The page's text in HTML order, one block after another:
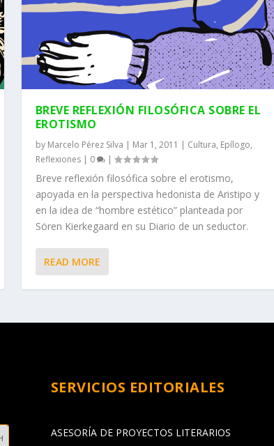
BREVE REFLEXIÓN FILOSÓFICA SOBRE EL
EROTISMO
by Marcelo Pérez Silva | Mar 1, 2011 | Cultura, Epílogo,
Reflexiones| 0 |
Breve reflexión filosófica sobre el erotismo,
apoyada en la perspectiva hedonista de Aristipo y
en la idea de “hombre estético” planteada por
Sören Kierkegaard en su Diario de un seductor.
READ MORE
SERVICIOS EDITORIALES
ASESORÍA DE PROYECTOS LITERARIOS